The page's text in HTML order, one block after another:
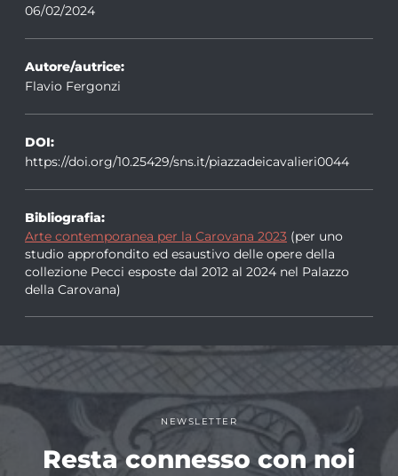
06/02/2024
Autore/autrice:
Flavio Fergonzi
DOI:
https://doi.org/10.25429/sns.it/piazzadeicavalieri0044
Bibliografia:
Arte contemporanea per la Carovana 2023 (per uno
studio approfondito ed esaustivo delle opere della
collezione Pecci esposte dal 2012 al 2024 nel Palazzo
della Carovana)
NEWSLETTER
Resta connesso con noi